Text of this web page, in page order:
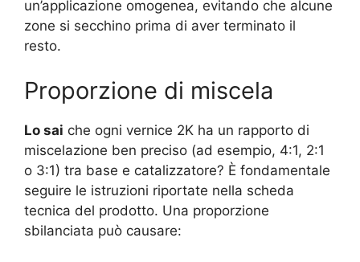
un’applicazione omogenea, evitando che alcune
zone si secchino prima di aver terminato il
resto.
Proporzione di miscela
Lo sai che ogni vernice 2K ha un rapporto di
miscelazione ben preciso (ad esempio, 4:1, 2:1
o 3:1) tra base e catalizzatore? È fondamentale
seguire le istruzioni riportate nella scheda
tecnica del prodotto. Una proporzione
sbilanciata può causare: